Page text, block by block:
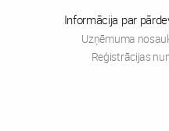
Informācija par
Uzņēmuma
Reģistrācijas